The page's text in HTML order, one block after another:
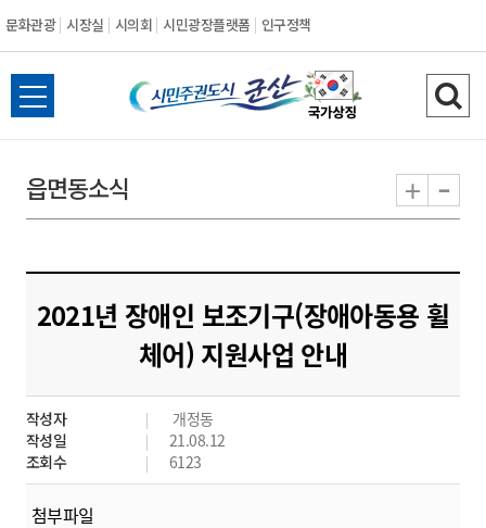
문화관광 시장실 시의회 시민광장플랫폼 인구정책
시
민
도
시
군
산
전
체
뉴
열
검
색
기
읍면동소식 + -
2021년 장애인 보조기구(장애아동용 휠
체어) 지원사업 안내
작성자
개정동
작성일
21.08.12
조회수
6123
첨부파일